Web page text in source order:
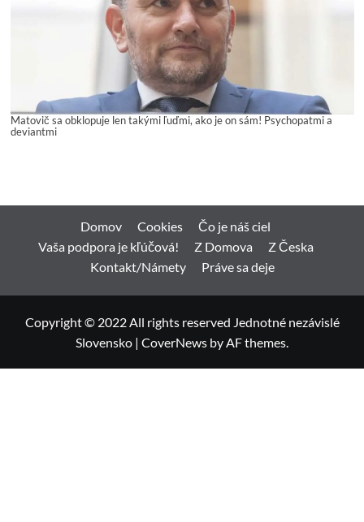
Matovič sa obklopuje len takými ľuďmi, ako je on sám! Psychopatmi a
deviantmi
Domov Cookies
Čo je náš ciel
Vaša podpora je kľúčová!
Z Domova
Z Česka
Kontakt/Námety
Práve sa deje
Copyright © 2022 All rights reserved Jednotné nezávislé
Slovensko | CoverNews by AF themes.